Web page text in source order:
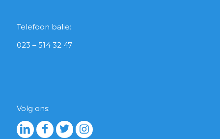
Telefoon balie:
023 – 514 32 47
Volg ons: